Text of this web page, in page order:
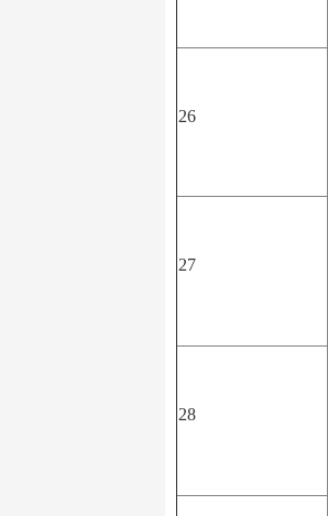
26
27
28